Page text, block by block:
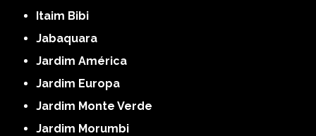
Itaim Bibi
Jabaquara
Jardim América
Jardim Europa
Jardim Monte Verde
Jardim Morumbi